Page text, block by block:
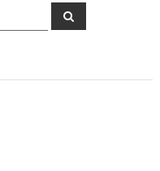
Т
ъ
е